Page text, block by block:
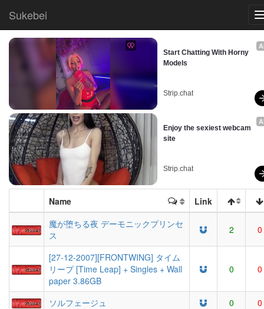
Sukebei
Start Chatting With Horny
Models
Strip.chat
Enjoy the sexiest webcam
site
Strip.chat
Name
Link
魔が堕ちる夜 デーモニックプリンセ
ス
2 0
[27-12-2007][FRONTWING] タイム
リープ [Time Leap] + Singles + Wall
paper 3.86GB
0 0
ソルフェージュ 0
0